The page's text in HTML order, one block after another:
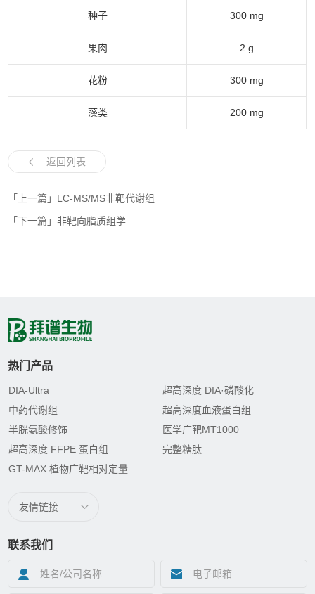
种子 300 mg
果肉 2 g
花粉 300 mg
藻类 200 mg
返回列表
「上一篇」LC-MS/MS非靶代谢组
「下一篇」非靶向脂质组学
热门产品
DIA-Ultra
超高深度 DIA·磷酸化
中药代谢组
超高深度血液蛋白组
半胱氨酸修饰
医学广靶MT1000
超高深度 FFPE 蛋白组
完整糖肽
GT-MAX 植物广靶相对定量
友情链接
联系我们